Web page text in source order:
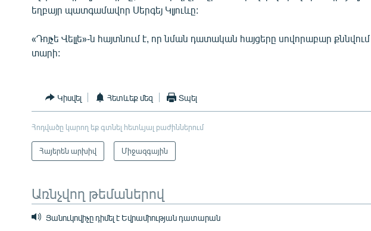
եղբայր պատգամավոր Սերգեյ Կլյուևը:
«Դոյչե Վելլե»-ն հայտնում է, որ նման դատական հայցերը սովորաբար
տարի:
Կիսվել Հետևեք մեզ Տպել
Հոդվածը կարող եք գտնել հետևյալ բաժիններում
Հայերեն արխիվ Միջազգային
Առնչվող թեմաներով
Յանուկովիչը դիմել է Եվրամիության դատարան